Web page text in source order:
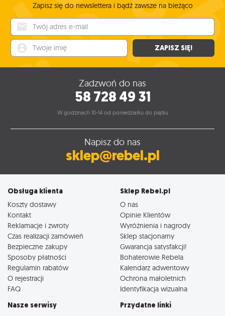
Zapisz się do newslettera i bądź zawsze na bieżąco
ZAPISZ SIĘ!
Zadzwoń do nas
58 728 49 31
W godzinach 10-14 od poniedziałku do piątku
Napisz do nas
sklep@rebel.pl
Obsługa klienta
Koszty dostawy
Kontakt
Reklamacje i zwroty
Czas realizacji zamówień
Bezpieczne zakupy
Sposoby płatności
Regulamin rabatów
O rejestracji
FAQ
Sklep Rebel.pl
O nas
Opinie Klientów
Wyróżnienia i nagrody
Sklep stacjonarny
Gwarancja satysfakcji!
Bohaterowie Rebela
Kalendarz adwentowy
Ochrona małoletnich
Identyfikacja wizualna
Nasze serwisy Przydatne linki